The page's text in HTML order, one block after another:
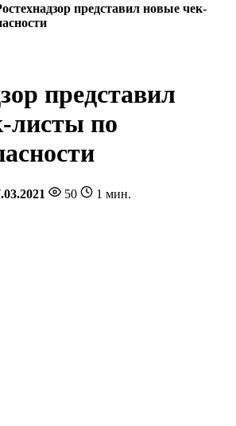
представил новые чек-
представил
листы по
50 1 мин.